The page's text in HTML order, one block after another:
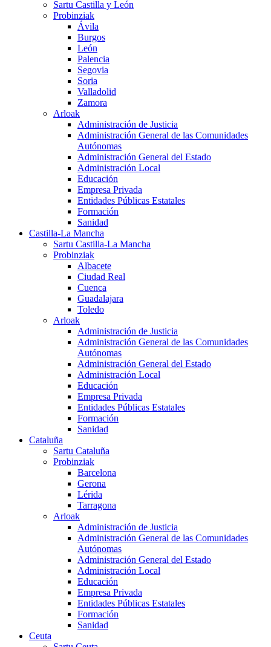
Sartu Castilla y León
Probinziak
Ávila
Burgos
León
Palencia
Segovia
Soria
Valladolid
Zamora
Arloak
Administración de Justicia
Administración General de las Comunidades
Autónomas
Administración General del Estado
Administración Local
Educación
Empresa Privada
Entidades Públicas Estatales
Formación
Sanidad
Castilla-La Mancha
Sartu Castilla-La Mancha
Probinziak
Albacete
Ciudad Real
Cuenca
Guadalajara
Toledo
Arloak
Administración de Justicia
Administración General de las Comunidades
Autónomas
Administración General del Estado
Administración Local
Educación
Empresa Privada
Entidades Públicas Estatales
Formación
Sanidad
Cataluña
Sartu Cataluña
Probinziak
Barcelona
Gerona
Lérida
Tarragona
Arloak
Administración de Justicia
Administración General de las Comunidades
Autónomas
Administración General del Estado
Administración Local
Educación
Empresa Privada
Entidades Públicas Estatales
Formación
Sanidad
Ceuta